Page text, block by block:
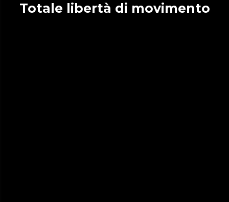
Totale libertà di movimento